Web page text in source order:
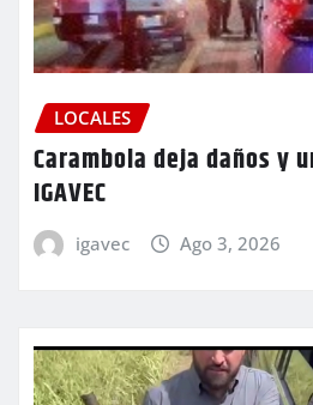
LOCALES
Carambola deja daños y
IGAVEC
igavec Ago 3, 2026